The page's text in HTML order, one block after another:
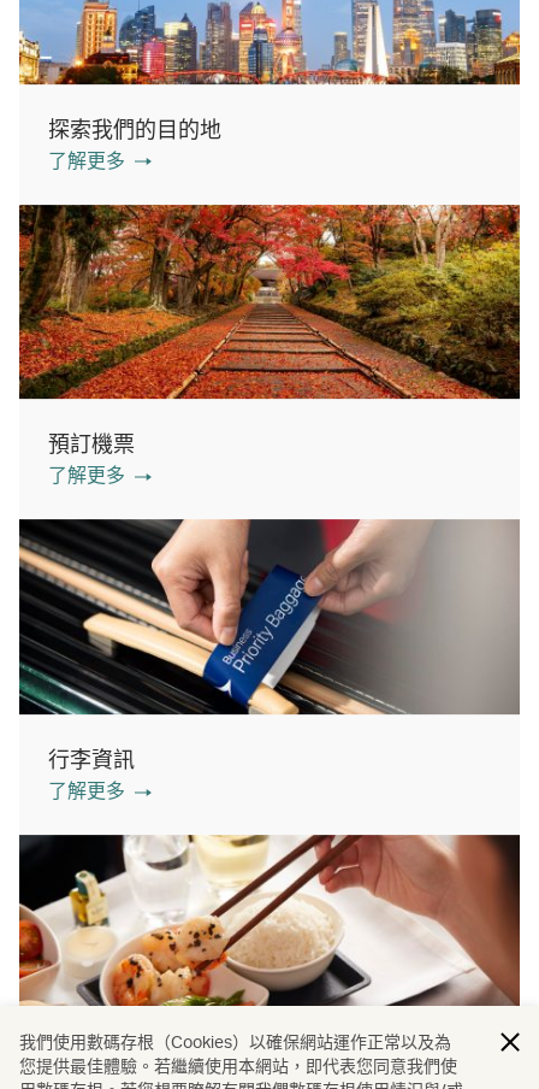
探索我們的目的地
了解更多
預訂機票
了解更多
行李資訊
了解更多
機上餐膳
我們使用數碼存根（Cookies）以確保網站運作正常以及為
您提供最佳體驗。若繼續使用本網站，即代表您同意我們使